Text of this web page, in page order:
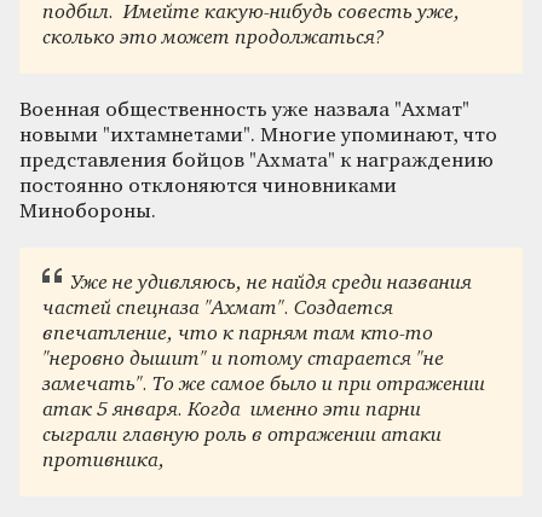
подбил. Имейте какую-нибудь совесть уже,
сколько это может продолжаться?
Военная общественность уже назвала "Ахмат"
новыми "ихтамнетами". Многие упоминают, что
представления бойцов "Ахмата" к награждению
постоянно отклоняются чиновниками
Минобороны.
Уже не удивляюсь, не найдя среди названия
частей спецназа "Ахмат". Создается
впечатление, что к парням там кто-то
"неровно дышит" и потому старается "не
замечать". То же самое было и при отражении
атак 5 января. Когда именно эти парни
сыграли главную роль в отражении атаки
противника,